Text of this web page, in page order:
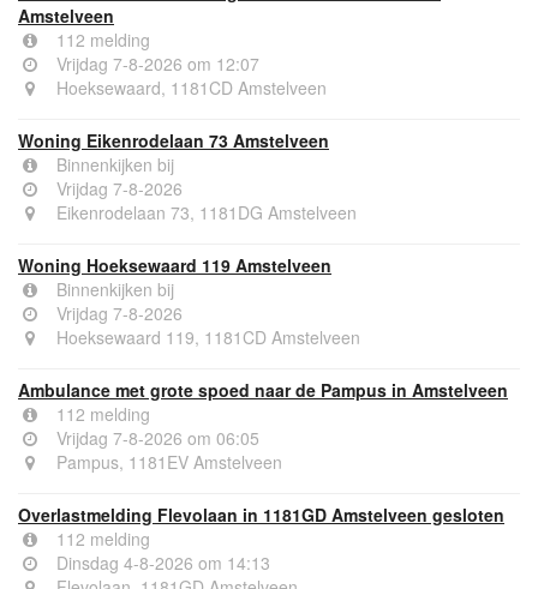
Amstelveen
112 melding
Vrijdag 7-8-2026 om 12:07
Hoeksewaard, 1181CD Amstelveen
Woning Eikenrodelaan 73 Amstelveen
Binnenkijken bij
Vrijdag 7-8-2026
Eikenrodelaan 73, 1181DG Amstelveen
Woning Hoeksewaard 119 Amstelveen
Binnenkijken bij
Vrijdag 7-8-2026
Hoeksewaard 119, 1181CD Amstelveen
Ambulance met grote spoed naar de Pampus in Amstelveen
112 melding
Vrijdag 7-8-2026 om 06:05
Pampus, 1181EV Amstelveen
Overlastmelding Flevolaan in 1181GD Amstelveen gesloten
112 melding
Dinsdag 4-8-2026 om 14:13